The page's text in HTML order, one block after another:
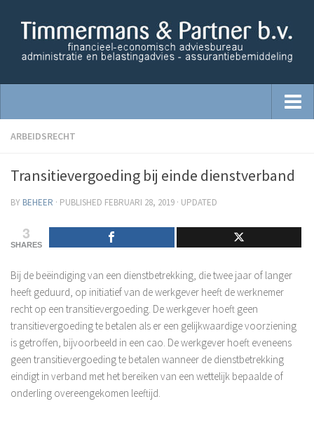
Home
Administratie
Advisering
Opzetten financiële administratie
Salaris Administratie
Overige Diensten
Financiële analyses
Verzekeringen
Contact
ARBEIDSRECHT
Transitievergoeding bij einde dienstverband
BY BEHEER · PUBLISHED FEBRUARI 28, 2019 · UPDATED
3
SHARES
Bij de beëindiging van een dienstbetrekking, die twee jaar of langer
heeft geduurd, op initiatief van de werkgever heeft de werknemer
recht op een transitievergoeding. De werkgever hoeft geen
transitievergoeding te betalen als er een gelijkwaardige voorziening
is getroffen, bijvoorbeeld in een cao. De werkgever hoeft eveneens
geen transitievergoeding te betalen wanneer de dienstbetrekking
eindigt in verband met het bereiken van een wettelijk bepaalde of
onderling overeengekomen leeftijd.